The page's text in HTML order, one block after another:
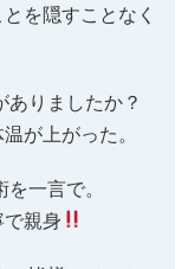
りましたか？
が上がった。
を一言で。
親身
皆様へメッセ